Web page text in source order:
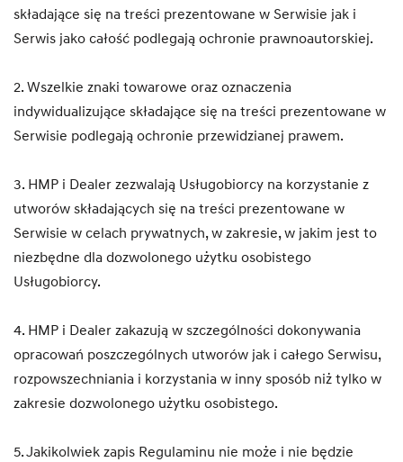
składające się na treści prezentowane w Serwisie jak i
Serwis jako całość podlegają ochronie prawnoautorskiej.
2. Wszelkie znaki towarowe oraz oznaczenia
indywidualizujące składające się na treści prezentowane w
Serwisie podlegają ochronie przewidzianej prawem.
3. HMP i Dealer zezwalają Usługobiorcy na korzystanie z
utworów składających się na treści prezentowane w
Serwisie w celach prywatnych, w zakresie, w jakim jest to
niezbędne dla dozwolonego użytku osobistego
Usługobiorcy.
4. HMP i Dealer zakazują w szczególności dokonywania
opracowań poszczególnych utworów jak i całego Serwisu,
rozpowszechniania i korzystania w inny sposób niż tylko w
zakresie dozwolonego użytku osobistego.
5. Jakikolwiek zapis Regulaminu nie może i nie będzie